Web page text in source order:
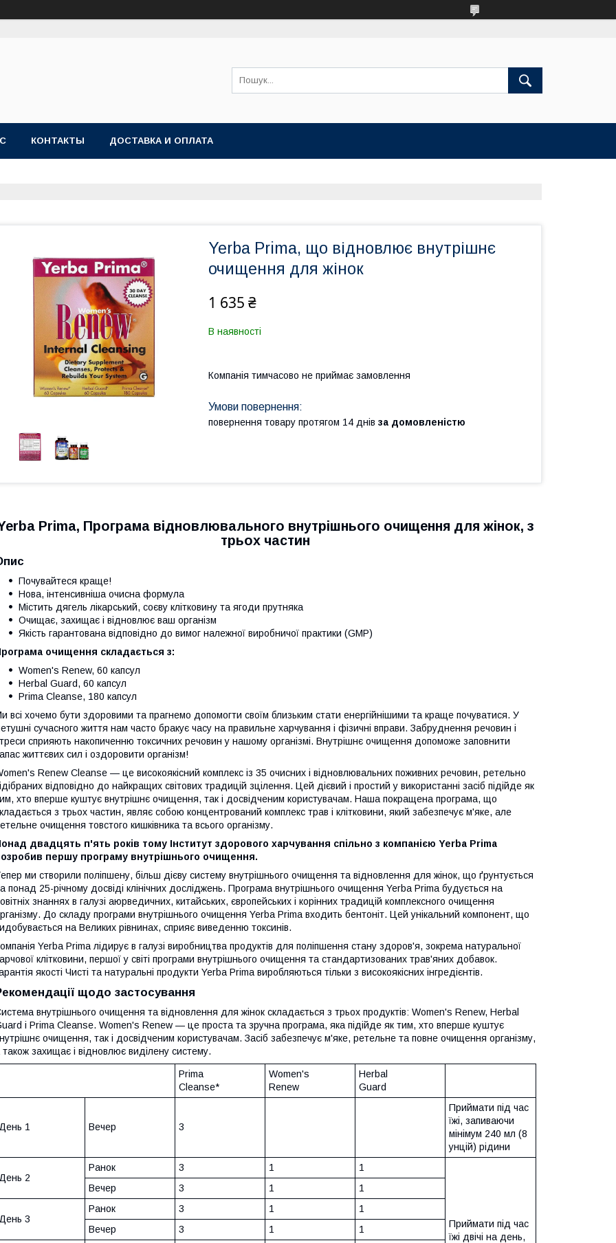
КОНТАКТЫ ДОСТАВКА И ОПЛАТА
Yerba Prima, що відновлює внутрішнє
очищення для жінок
1 635 ₴
В наявності
Компанія тимчасово не приймає замовлення
повернення товару протягом 14 днів за домовленістю
Prima, Програма відновлювального внутрішнього очищення для жінок, з
трьох частин
Почувайтеся краще!
Нова, інтенсивніша очисна формула
Містить дягель лікарський, соєву клітковину та ягоди прутняка
Очищає, захищає і відновлює ваш організм
Якість гарантована відповідно до вимог належної виробничої практики (GMP)
очищення складається з:
Women's Renew, 60 капсул
Herbal Guard, 60 капсул
Prima Cleanse, 180 капсул
всі хочемо бути здоровими та прагнемо допомогти своїм близьким стати енергійнішими та краще почуватися. У
сучасного життя нам часто бракує часу на правильне харчування і фізичні вправи. Забруднення речовин і
сприяють накопиченню токсичних речовин у нашому організмі. Внутрішнє очищення допоможе заповнити
життєвих сил і оздоровити організм!
Renew Cleanse — це високоякісний комплекс із 35 очисних і відновлювальних поживних речовин, ретельно
відповідно до найкращих світових традицій зцілення. Цей дієвий і простий у використанні засіб підійде як
хто вперше куштує внутрішнє очищення, так і досвідченим користувачам. Наша покращена програма, що
з трьох частин, являє собою концентрований комплекс трав і клітковини, який забезпечує м'яке, але
очищення товстого кишківника та всього організму.
двадцять п'ять років тому Інститут здорового харчування спільно з компанією Yerba Prima
першу програму внутрішнього очищення.
ми створили поліпшену, більш дієву систему внутрішнього очищення та відновлення для жінок, що ґрунтується
понад 25-річному досвіді клінічних досліджень. Програма внутрішнього очищення Yerba Prima будується на
знаннях в галузі аюрведичних, китайських, європейських і корінних традицій комплексного очищення
До складу програми внутрішнього очищення Yerba Prima входить бентоніт. Цей унікальний компонент, що
на Великих рівнинах, сприяє виведенню токсинів.
Yerba Prima лідирує в галузі виробництва продуктів для поліпшення стану здоров'я, зокрема натуральної
клітковини, першої у світі програми внутрішнього очищення та стандартизованих трав'яних добавок.
якості Чисті та натуральні продукти Yerba Prima виробляються тільки з високоякісних інгредієнтів.
щодо застосування
внутрішнього очищення та відновлення для жінок складається з трьох продуктів: Women's Renew, Herbal
і Prima Cleanse. Women's Renew — це проста та зручна програма, яка підійде як тим, хто вперше куштує
очищення, так і досвідченим користувачам. Засіб забезпечує м'яке, ретельне та повне очищення організму,
також захищає і відновлює виділену систему.
Prima
Cleanse*
Women's
Renew
Herbal
Guard
1 Вечер 3
Приймати під час
їжі, запиваючи
мінімум 240 мл (8
унцій) рідини
2
Ранок 3 1 1
Приймати під час
їжі двічі на день,
Вечер 3 1 1
3
Ранок 3 1
1
Вечер
3 1 1